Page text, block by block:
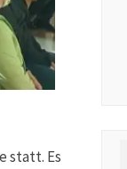
statt. Es